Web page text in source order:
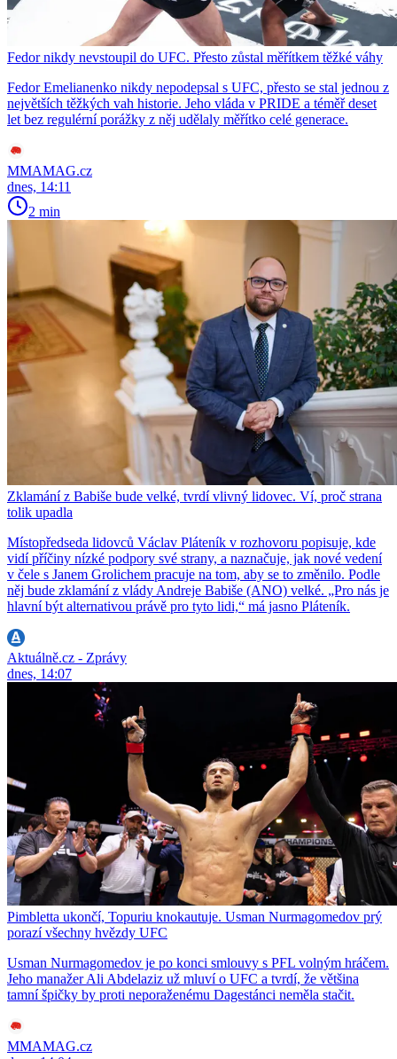
Fedor nikdy nevstoupil do UFC. Přesto zůstal měřítkem těžké váhy
Fedor Emelianenko nikdy nepodepsal s UFC, přesto se stal jednou z
největších těžkých vah historie. Jeho vláda v PRIDE a téměř deset
let bez regulérní porážky z něj udělaly měřítko celé generace.
MMAMAG.cz
dnes, 14:11
2 min
Zklamání z Babiše bude velké, tvrdí vlivný lidovec. Ví, proč strana
tolik upadla
Místopředseda lidovců Václav Pláteník v rozhovoru popisuje, kde
vidí příčiny nízké podpory své strany, a naznačuje, jak nové vedení
v čele s Janem Grolichem pracuje na tom, aby se to změnilo. Podle
něj bude zklamání z vlády Andreje Babiše (ANO) velké. „Pro nás je
hlavní být alternativou právě pro tyto lidi,“ má jasno Pláteník.
Aktuálně.cz - Zprávy
dnes, 14:07
Pimbletta ukončí, Topuriu knokautuje. Usman Nurmagomedov prý
porazí všechny hvězdy UFC
Usman Nurmagomedov je po konci smlouvy s PFL volným hráčem.
Jeho manažer Ali Abdelaziz už mluví o UFC a tvrdí, že většina
tamní špičky by proti neporaženému Dagestánci neměla stačit.
MMAMAG.cz